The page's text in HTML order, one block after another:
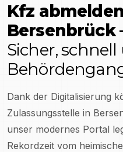
Kfz
Bersenbrück
Sicher,
Dank der Digitalisierung
Zulassungsstelle in
unser modernes Portal
Rekordzeit vom